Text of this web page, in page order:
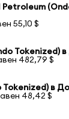
55,10 $
Tokenized)
482,79 $
Tokenized) в
48,42 $